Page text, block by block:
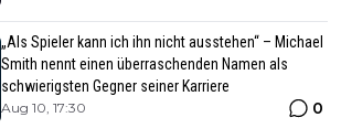
„Als Spieler kann ich ihn nicht ausstehen“ – Michael
Smith nennt einen überraschenden Namen als
schwierigsten Gegner seiner Karriere
Aug 10, 17:30 0